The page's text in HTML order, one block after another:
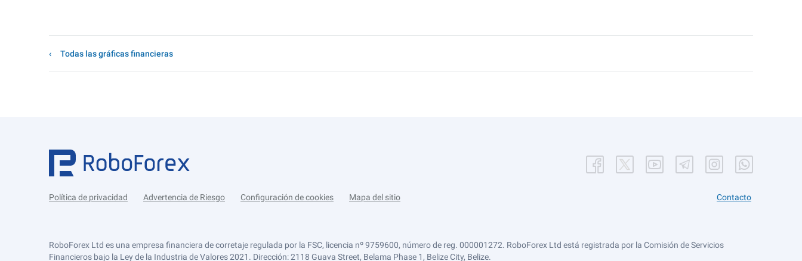
Todas las gráficas financieras
Política de privacidad Advertencia de Riesgo Configuración de cookies Mapa del sitio Contacto
RoboForex Ltd es una empresa financiera de corretaje regulada por la FSC, licencia nº 9759600, número de reg. 000001272. RoboForex Ltd está registrada por la Comisión de Servicios
Financieros bajo la Ley de la Industria de Valores 2021. Dirección: 2118 Guava Street, Belama Phase 1, Belize City, Belize.